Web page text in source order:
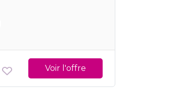
Voir l'offre